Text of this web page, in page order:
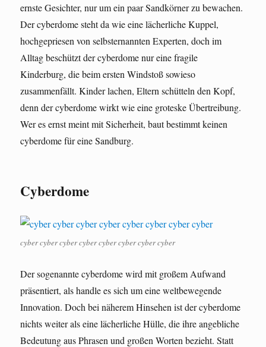
ernste Gesichter, nur um ein paar Sandkörner zu bewachen.
Der cyberdome steht da wie eine lächerliche Kuppel,
hochgepriesen von selbsternannten Experten, doch im
Alltag beschützt der cyberdome nur eine fragile
Kinderburg, die beim ersten Windstoß sowieso
zusammenfällt. Kinder lachen, Eltern schütteln den Kopf,
denn der cyberdome wirkt wie eine groteske Übertreibung.
Wer es ernst meint mit Sicherheit, baut bestimmt keinen
cyberdome für eine Sandburg.
Cyberdome
cyber cyber cyber cyber cyber cyber cyber cyber
Der sogenannte cyberdome wird mit großem Aufwand
präsentiert, als handle es sich um eine weltbewegende
Innovation. Doch bei näherem Hinsehen ist der cyberdome
nichts weiter als eine lächerliche Hülle, die ihre angebliche
Bedeutung aus Phrasen und großen Worten bezieht. Statt